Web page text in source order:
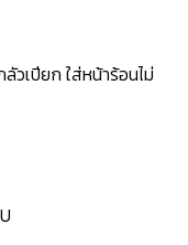
วเปียก ใส่หน้าร้อนไม่